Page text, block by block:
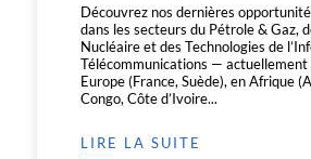
Découvrez nos dernières
dans les secteurs du Pétrole & Gaz,
Nucléaire et des Technologies de
Télécommunications — actuellement
Europe (France, Suède), en Afrique
Congo, Côte d’Ivoire...
LIRE LA SUITE